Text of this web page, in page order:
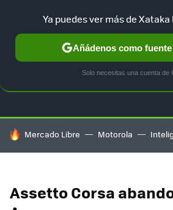
HOY SE HABLA DE
Mercado Libre Motorola
Assetto Corsa
Ya puedes ver más de Xataka
Añádenos como
Solo necesitas una cuenta de